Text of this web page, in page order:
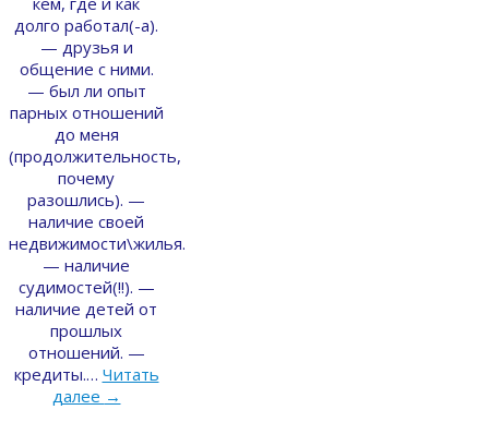
долго работал(-а).
— друзья и
общение с ними.
— был ли опыт
парных отношений
до меня
(продолжительность,
почему
разошлись). —
наличие своей
недвижимости\жилья.
— наличие
судимостей(!!). —
наличие детей от
прошлых
отношений. —
кредиты.… Читать
далее →